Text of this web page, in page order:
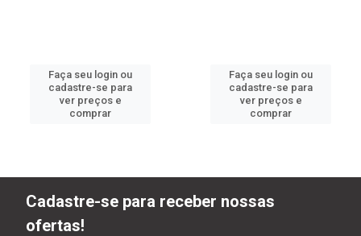
Faça seu login ou
cadastre-se para
ver preços e
comprar
Faça seu login ou
cadastre-se para
ver preços e
comprar
Cadastre-se para receber nossas
ofertas!